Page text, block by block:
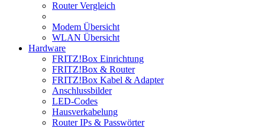
Router Vergleich
Modem Übersicht
WLAN Übersicht
Hardware
FRITZ!Box Einrichtung
FRITZ!Box & Router
FRITZ!Box Kabel & Adapter
Anschlussbilder
LED-Codes
Hausverkabelung
Router IPs & Passwörter